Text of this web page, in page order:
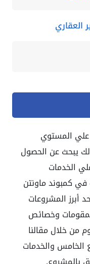
العقاري
المستوي
يبحث عن الحصول
الخدمات
في كمبوند ماونتن
أبرز المشروعات
وخصائص
من خلال مقالنا
الخامس والخدمات